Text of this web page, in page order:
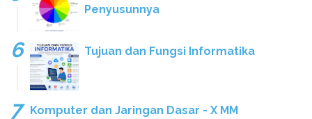
Penyusunnya
Tujuan dan Fungsi Informatika
Komputer dan Jaringan Dasar - X MM